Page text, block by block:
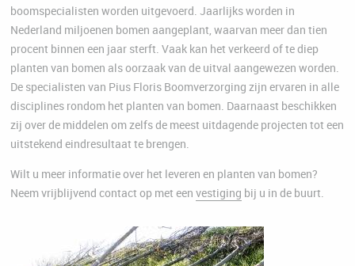
boomspecialisten worden uitgevoerd. Jaarlijks worden in
Nederland miljoenen bomen aangeplant, waarvan meer dan tien
procent binnen een jaar sterft. Vaak kan het verkeerd of te diep
planten van bomen als oorzaak van de uitval aangewezen worden.
De specialisten van Pius Floris Boomverzorging zijn ervaren in alle
disciplines rondom het planten van bomen. Daarnaast beschikken
zij over de middelen om zelfs de meest uitdagende projecten tot een
uitstekend eindresultaat te brengen.
Wilt u meer informatie over het leveren en planten van bomen?
Neem vrijblijvend contact op met eenvestiging bij u in de buurt.